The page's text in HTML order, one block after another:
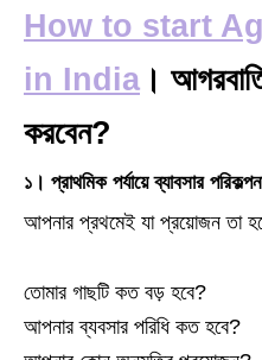
How to start
in India ।
করবেন?
১। প্রাথমিক পর্যায়ে ব্যাবসার
আপনার প্রথমেই যা প্রয়োজন তা
তোমার গাছটি কত বড় হবে?
আপনার ব্যবসার পরিধি কত হবে?